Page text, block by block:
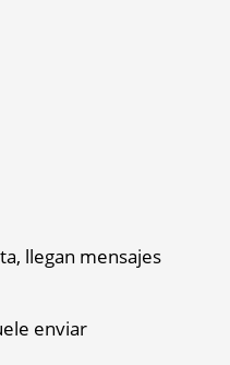
llegan mensajes
enviar